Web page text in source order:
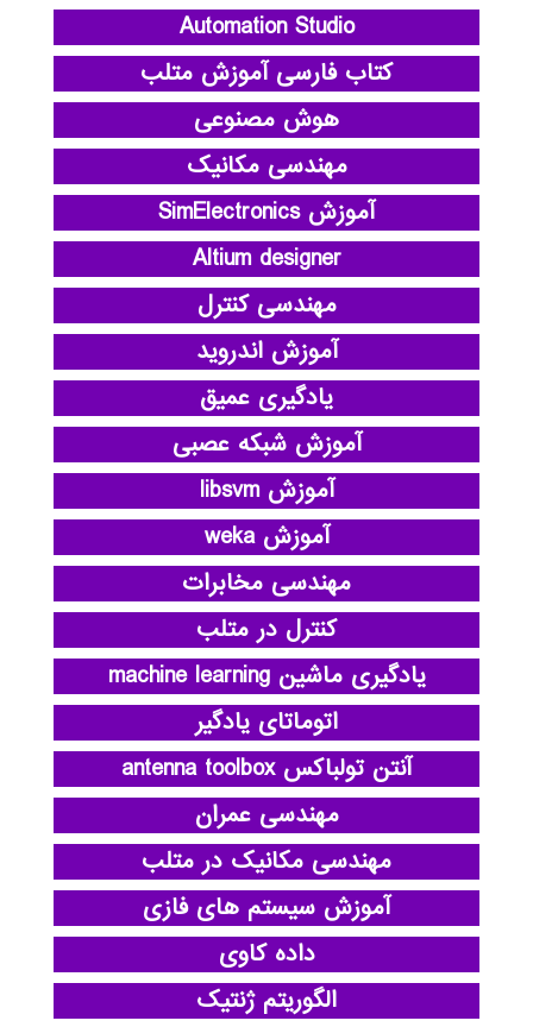
Automation Studio
کتاب فارسی آموزش متلب
هوش مصنوعی
مهندسی مکانیک
آموزش SimElectronics
Altium designer
مهندسی کنترل
آموزش اندروید
یادگیری عمیق
آموزش شبکه عصبی
آموزش libsvm
آموزش weka
مهندسی مخابرات
کنترل در متلب
یادگیری ماشین machine learning
اتوماتای یادگیر
آنتن تولباکس antenna toolbox
مهندسی عمران
مهندسی مکانیک در متلب
آموزش سیستم های فازی
داده کاوی
الگوریتم ژنتیک